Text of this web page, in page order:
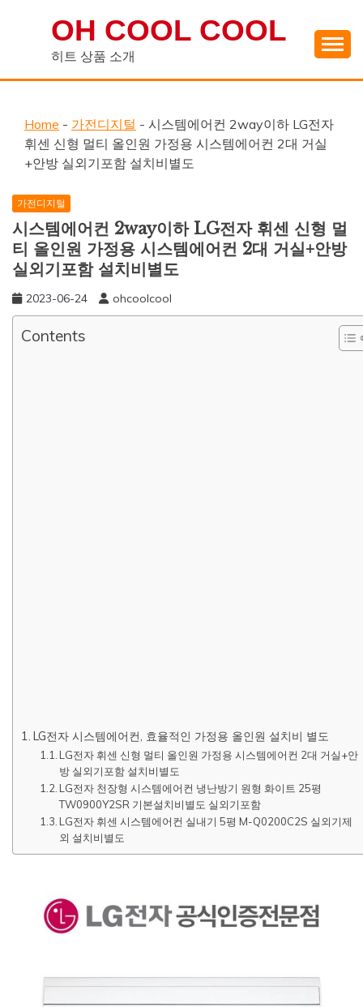
OH COOL COOL
히트 상품 소개
Home - 가전디지털 - 시스템에어컨 2way이하 LG전자
휘센 신형 멀티 올인원 가정용 시스템에어컨 2대 거실
+안방 실외기포함 설치비별도
가전디지털
시스템에어컨 2way이하 LG전자 휘센 신형 멀
티 올인원 가정용 시스템에어컨 2대 거실+안방
실외기포함 설치비별도
2023-06-24 ohcoolcool
Contents
LG전자 시스템에어컨, 효율적인 가정용 올인원 설치비 별도
LG전자 휘센 신형 멀티 올인원 가정용 시스템에어컨 2대 거실+안
방 실외기포함 설치비별도
LG전자 천장형 시스템에어컨 냉난방기 원형 화이트 25평
TW0900Y2SR 기본설치비별도 실외기포함
LG전자 휘센 시스템에어컨 실내기 5평 M-Q0200C2S 실외기제
외 설치비별도